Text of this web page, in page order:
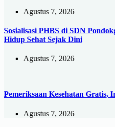
Agustus 7, 2026
Sosialisasi PHBS di SDN
Hidup Sehat Sejak Dini
Agustus 7, 2026
Pemeriksaan Kesehatan Gratis,
Agustus 7, 2026